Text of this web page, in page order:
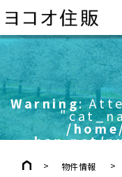
Warning:
/
han.net/
物件情報